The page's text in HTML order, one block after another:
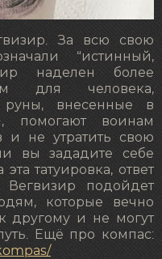
За всю свою
“истинный,
наделен более
для человека,
руны, внесенные в
помогают воинам
и не утратить свою
вы зададите себе
татуировка, ответ
Вегвизир подойдет
которые вечно
другому и не могут
Ещё про компас: